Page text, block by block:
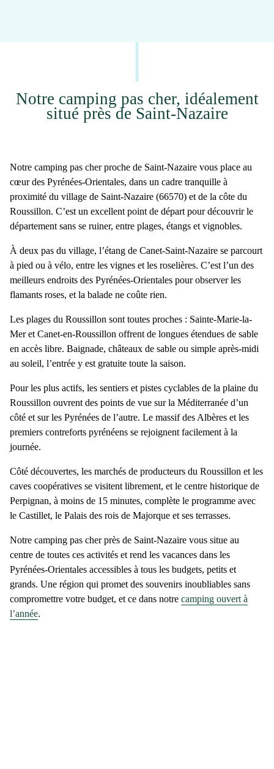
Notre camping pas cher, idéalement
situé près de Saint-Nazaire
Notre camping pas cher proche de Saint-Nazaire vous place au
cœur des Pyrénées-Orientales, dans un cadre tranquille à
proximité du village de Saint-Nazaire (66570) et de la côte du
Roussillon. C’est un excellent point de départ pour découvrir le
département sans se ruiner, entre plages, étangs et vignobles.
À deux pas du village, l’étang de Canet-Saint-Nazaire se parcourt
à pied ou à vélo, entre les vignes et les roselières. C’est l’un des
meilleurs endroits des Pyrénées-Orientales pour observer les
flamants roses, et la balade ne coûte rien.
Les plages du Roussillon sont toutes proches : Sainte-Marie-la-
Mer et Canet-en-Roussillon offrent de longues étendues de sable
en accès libre. Baignade, châteaux de sable ou simple après-midi
au soleil, l’entrée y est gratuite toute la saison.
Pour les plus actifs, les sentiers et pistes cyclables de la plaine du
Roussillon ouvrent des points de vue sur la Méditerranée d’un
côté et sur les Pyrénées de l’autre. Le massif des Albères et les
premiers contreforts pyrénéens se rejoignent facilement à la
journée.
Côté découvertes, les marchés de producteurs du Roussillon et les
caves coopératives se visitent librement, et le centre historique de
Perpignan, à moins de 15 minutes, complète le programme avec
le Castillet, le Palais des rois de Majorque et ses terrasses.
Notre camping pas cher près de Saint-Nazaire vous situe au
centre de toutes ces activités et rend les vacances dans les
Pyrénées-Orientales accessibles à tous les budgets, petits et
grands. Une région qui promet des souvenirs inoubliables sans
compromettre votre budget, et ce dans notre camping ouvert à
l’année.